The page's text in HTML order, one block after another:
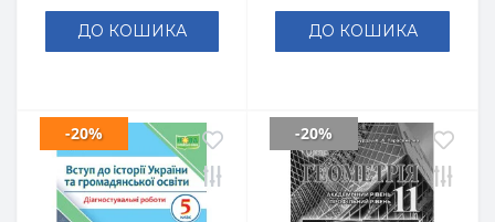
ДО КОШИКА ДО КОШИКА
-20% -20%